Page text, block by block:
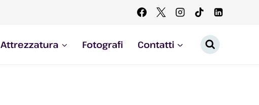
Attrezzatura Fotografi Contatti